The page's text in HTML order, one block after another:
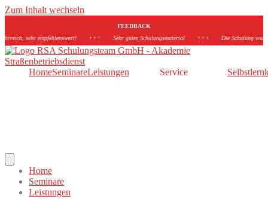
Zum Inhalt wechseln
FEEDBACK
empfehlenswert!
+++ Sehr gutes Schulungsmaterial +++ Die Schulung wurde in sehr
HomeSeminareLeistungen Service
Home
Seminare
Leistungen